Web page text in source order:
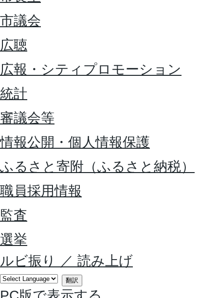
市議会
広聴
広報・シティプロモーション
統計
審議会等
情報公開・個人情報保護
ふるさと寄附（ふるさと納税）
職員採用情報
監査
選挙
ルビ振り
／ 読み上げ
翻訳